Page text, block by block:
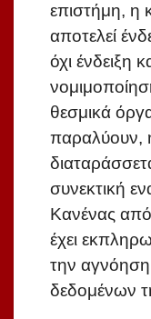
επιστήμη, η
αποτελεί
όχι ένδειξη
θεσμικά
παραλύουν,
συνεκτική
Κανένας από
έχει
την αγνόηση
δεδομένων